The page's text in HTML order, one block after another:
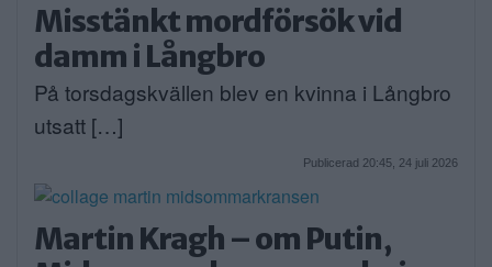
Misstänkt mordförsök vid
damm i Långbro
På torsdagskvällen blev en kvinna i Långbro
utsatt […]
Publicerad 20:45, 24 juli 2026
Martin Kragh – om Putin,